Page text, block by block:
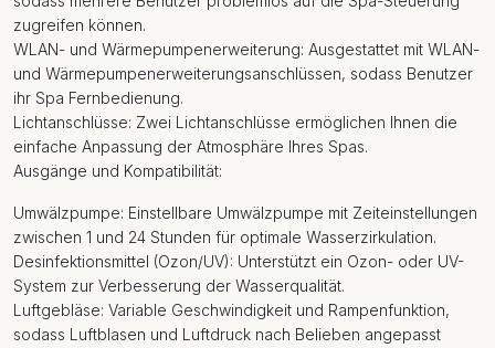
zugreifen können.
WLAN- und Wärmepumpenerweiterung: Ausgestattet mit WLAN-
und Wärmepumpenerweiterungsanschlüssen, sodass Benutzer
ihr Spa Fernbedienung.
Lichtanschlüsse: Zwei Lichtanschlüsse ermöglichen Ihnen die
einfache Anpassung der Atmosphäre Ihres Spas.
Ausgänge und Kompatibilität:
Umwälzpumpe: Einstellbare Umwälzpumpe mit Zeiteinstellungen
zwischen 1 und 24 Stunden für optimale Wasserzirkulation.
Desinfektionsmittel (Ozon/UV): Unterstützt ein Ozon- oder UV-
System zur Verbesserung der Wasserqualität.
Luftgebläse: Variable Geschwindigkeit und Rampenfunktion,
sodass Luftblasen und Luftdruck nach Belieben angepasst